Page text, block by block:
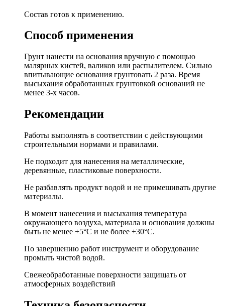
Состав готов к применению.
Способ применения
Грунт нанести на основания вручную с помощью
малярных кистей, валиков или распылителем. Сильно
впитывающие основания грунтовать 2 раза. Время
высыхания обработанных грунтовкой оснований не
менее 3-х часов.
Рекомендации
Работы выполнять в соответствии с действующими
строительными нормами и правилами.
Не подходит для нанесения на металлические,
деревянные, пластиковые поверхности.
Не разбавлять продукт водой и не примешивать другие
материалы.
В момент нанесения и высыхания температура
окружающего воздуха, материала и основания должны
быть не менее +5°С и не более +30°С.
По завершению работ инструмент и оборудование
промыть чистой водой.
Свежеобработанные поверхности защищать от
атмосферных воздействий